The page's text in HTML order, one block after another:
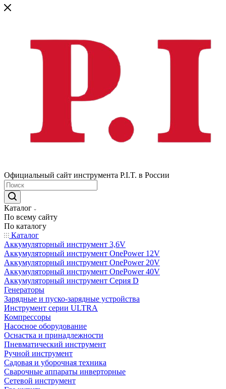
Официальный сайт инструмента P.I.T. в России
Каталог
По всему сайту
По каталогу
Каталог
Аккумуляторный инструмент 3,6V
Аккумуляторный инструмент OnePower 12V
Аккумуляторный инструмент OnePower 20V
Аккумуляторный инструмент OnePower 40V
Аккумуляторный инструмент Серия D
Генераторы
Зарядные и пуско-зарядные устройства
Инструмент серии ULTRA
Компрессоры
Насосное оборудование
Оснастка и принадлежности
Пневматический инструмент
Ручной инструмент
Садовая и уборочная техника
Сварочные аппараты инверторные
Сетевой инструмент